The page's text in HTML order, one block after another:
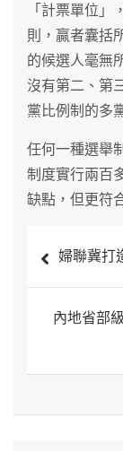
「計票單位
則，贏者囊括
的候選人毫無
沒有第二、第
黨比例制的多
任何一種選舉
制度實行兩百
缺點，但更符
章
導
婦聯冀打
內地省部